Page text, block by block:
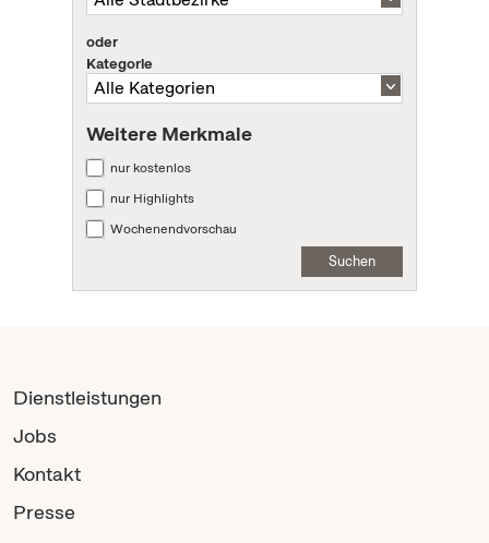
oder
Kategorie
Weitere Merkmale
nur kostenlos
nur Highlights
Wochenendvorschau
Suchen
Dienstleistungen
Jobs
Kontakt
Presse